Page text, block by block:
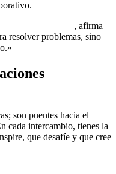
, afirma
resolver problemas, sino
son puentes hacia el
cada intercambio, tienes la
que desafíe y que cree